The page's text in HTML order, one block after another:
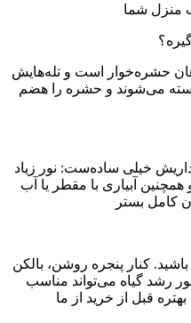
منزل شما
حشره‌خوار است و تله‌هایش
می‌شوند و حشره را هضم
خیلی ساده‌ست: نور زیاد
آبیاری با مقطر یا آب
بستر
کنار پنجره روشن، بالکن
رشد گیاه می‌تواند مناسب
قبل از خرید از ما